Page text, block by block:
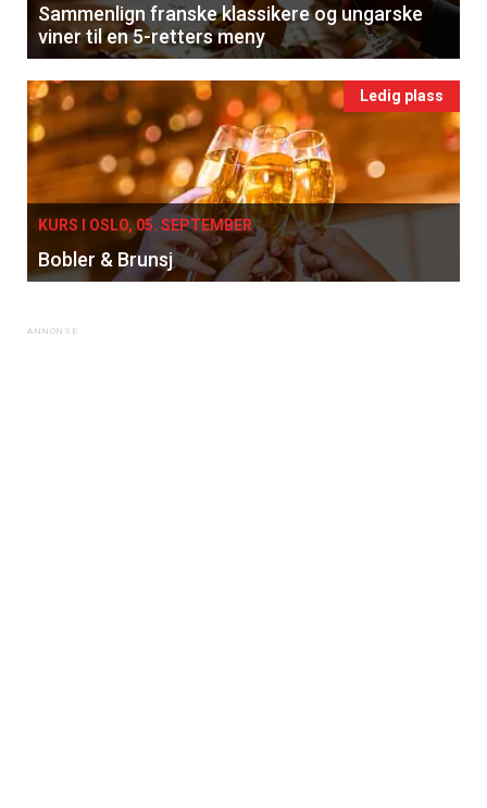
Sammenlign franske klassikere og ungarske
viner til en 5-retters meny
Ledig plass
KURS I OSLO, 05. SEPTEMBER
Bobler & Brunsj